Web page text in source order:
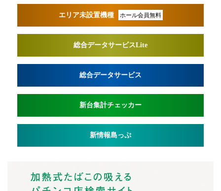
エリア未設置機種 ホール会員無料
総合データサービスLite
総合データサービス
新台集計チェッカー
新情報島っぷ